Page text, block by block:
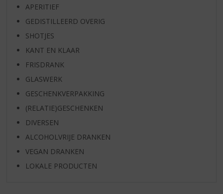
APERITIEF
GEDISTILLEERD OVERIG
SHOTJES
KANT EN KLAAR
FRISDRANK
GLASWERK
GESCHENKVERPAKKING
(RELATIE)GESCHENKEN
DIVERSEN
ALCOHOLVRIJE DRANKEN
VEGAN DRANKEN
LOKALE PRODUCTEN